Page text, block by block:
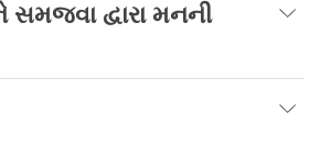
સમજવા દ્વારા મનની